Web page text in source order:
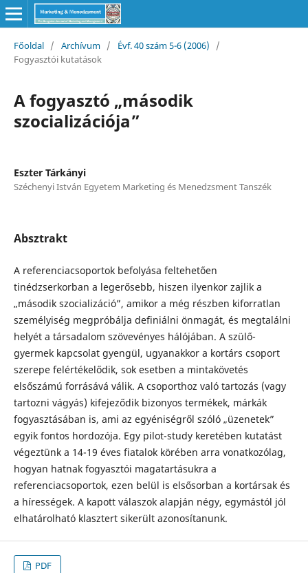
Főoldal / Archívum / Évf. 40 szám 5-6 (2006)
/
Fogyasztói kutatások
A fogyasztó „második
szocializációja”
Eszter Tárkányi
Széchenyi István Egyetem Marketing és Menedzsment Tanszék
Absztrakt
A referenciacsoportok befolyása feltehetően
tinédzserkorban a legerősebb, hiszen ilyenkor zajlik a
„második szocializáció”, amikor a még részben kiforratlan
személyiség megpróbálja definiálni önmagát, és megtalálni
helyét a társadalom szövevényes hálójában. A szülő-
gyermek kapcsolat gyengül, ugyanakkor a kortárs csoport
szerepe felértékelődik, sok esetben a mintakövetés
elsőszámú forrásává válik. A csoporthoz való tartozás (vagy
tartozni vágyás) kifejeződik bizonyos termékek, márkák
fogyasztásában is, ami az egyéniségről szóló „üzenetek”
egyik fontos hordozója. Egy pilot-study keretében kutatást
végeztünk a 14-19 éves fiatalok körében arra vonatkozólag,
hogyan hatnak fogyasztói magatartásukra a
referenciacsoportok, ezen belül is elsősorban a kortársak és
a hírességek. A kapott válaszok alapján négy, egymástól jól
elhatárolható klasztert sikerült azonosítanunk.
PDF